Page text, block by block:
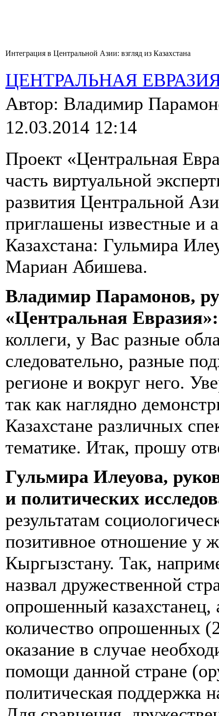
Интеграция в Центральной Азии: взгляд из Казахстана
ЦЕНТРАЛЬНАЯ
Автор: Владимир
12.03.2014 12:14
Проект «Центральная
часть виртуальной
развития Центральной
приглашены известные и
Казахстана: Гульмира
Мариан Абишева.
Владимир Парамонов,
«Центральная
коллеги, у Вас разные
следовательно, разные
регионе и вокруг него.
так как наглядно
Казахстане различных
тематике. Итак, прошу
Гульмира Илеуова,
и политических
результатам
позитивное отношение у
Кыргызстану. Так,
назвал дружественной
опрошенный
количество опрошенных
оказание в случае
помощи данной стране
политическая поддержка